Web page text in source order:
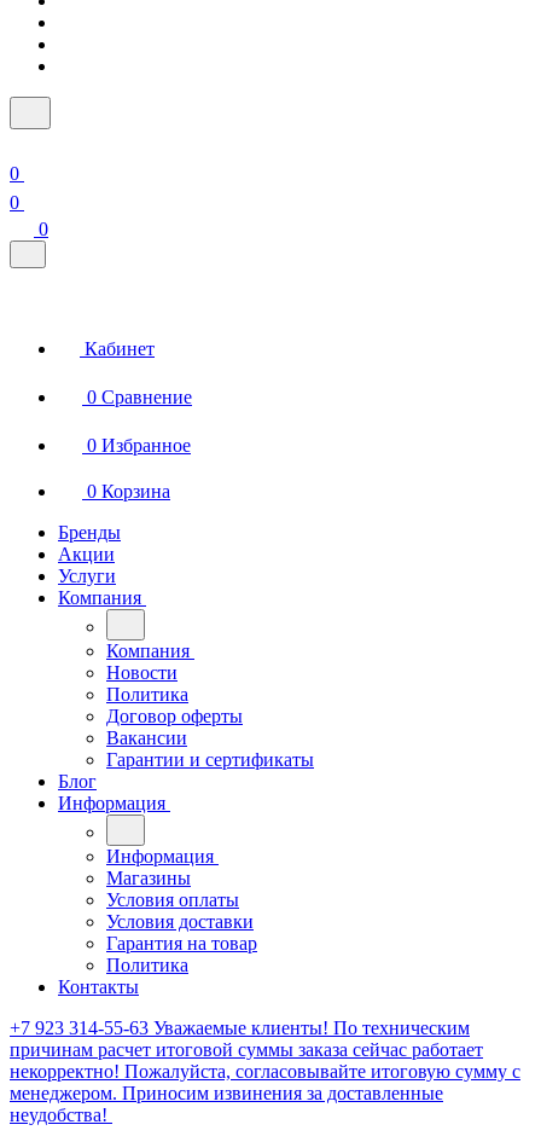
0
0
0
Кабинет
0 Сравнение
0 Избранное
0 Корзина
Бренды
Акции
Услуги
Компания
Компания
Новости
Политика
Договор оферты
Вакансии
Гарантии и сертификаты
Блог
Информация
Информация
Магазины
Условия оплаты
Условия доставки
Гарантия на товар
Политика
Контакты
+7 923 314-55-63 Уважаемые клиенты! По техническим
причинам расчет итоговой суммы заказа сейчас работает
некорректно! Пожалуйста, согласовывайте итоговую сумму с
менеджером. Приносим извинения за доставленные
неудобства!